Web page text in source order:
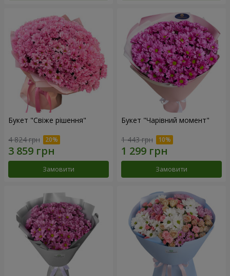
Букет "Свіже рішення"
4 824 грн
Замовити
Букет "Чарівний момент"
1 443 грн
Замовити